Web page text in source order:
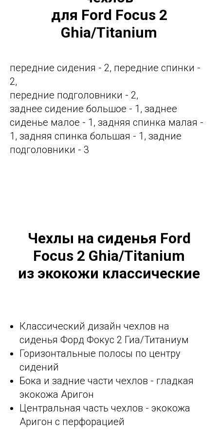
для Ford Focus 2
Ghia/Titanium
передние сидения - 2, передние спинки -
2,
передние подголовники - 2,
заднее сидение большое - 1, заднее
сиденье малое - 1, задняя спинка малая -
1, задняя спинка большая - 1, задние
подголовники - 3
Чехлы на сиденья Ford
Focus 2 Ghia/Titanium
из экокожи классические
Классический дизайн чехлов на
сиденья Форд Фокус 2 Гиа/Титаниум
Горизонтальные полосы по центру
сидений
Бока и задние части чехлов - гладкая
экокожа Аригон
Центральная часть чехлов - экокожа
Аригон с перфорацией